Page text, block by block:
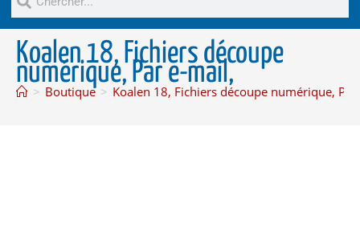
Koalen 18, Fichiers découpe
numérique, Par e-mail,
> Boutique > Koalen 18, Fichiers découpe numérique,